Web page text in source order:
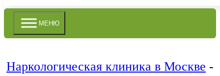
МЕНЮ
Наркологическая клиника в Москве -